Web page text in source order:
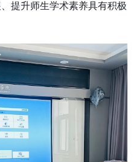
提升师生学术素养具有积极